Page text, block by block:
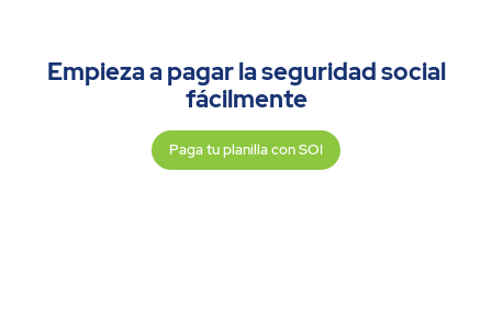
Empieza a pagar la seguridad social
fácilmente
Paga tu planilla con SOI